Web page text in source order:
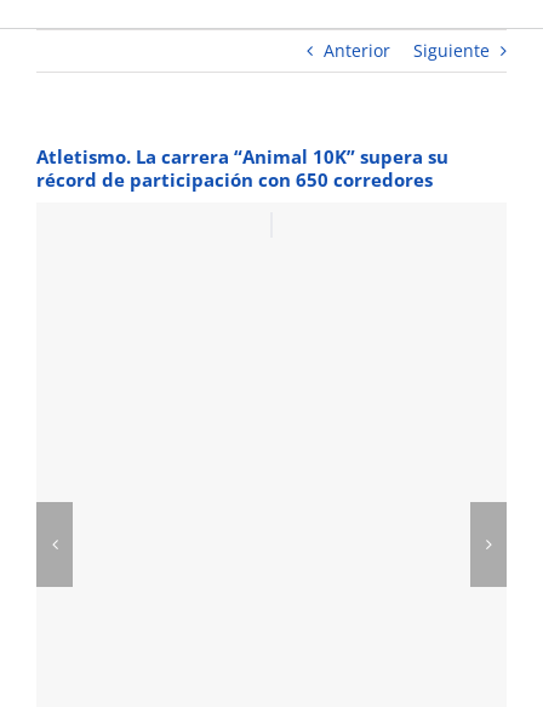
Anterior Siguiente
Atletismo. La carrera “Animal 10K” supera su
récord de participación con 650 corredores